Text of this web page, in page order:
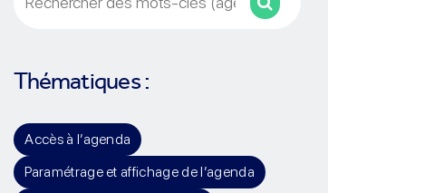
Thématiques :
Accès à l’agenda
Paramétrage et affichage de l’agenda